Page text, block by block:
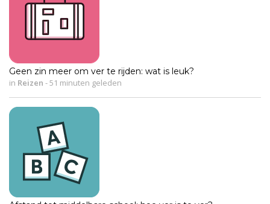
Geen zin meer om ver te rijden: wat is leuk?
in Reizen -51 minuten geleden